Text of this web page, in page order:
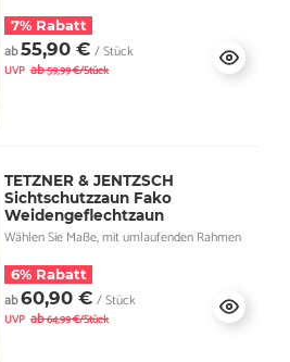
7% Rabatt
ab55,90 € / Stück
UVP ab59,99 €/Stück
TETZNER & JENTZSCH
Sichtschutzzaun Fako
Weidengeflechtzaun
Wählen Sie Maße, mit umlaufenden Rahmen
6% Rabatt
ab60,90 € / Stück
UVP ab64,99 €/Stück